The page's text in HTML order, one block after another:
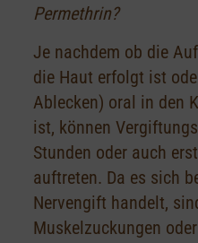
Permethrin?
Je nachdem ob die
die Haut erfolgt ist
Ablecken) oral in den
ist, können
Stunden oder auch
auftreten. Da es sich
Nervengift handelt,
Muskelzuckungen